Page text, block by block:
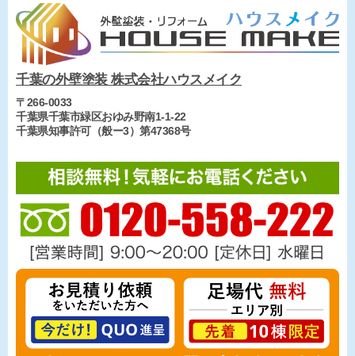
千葉の外壁塗装 株式会社ハウスメイク
〒266-0033
千葉県千葉市緑区おゆみ野南1-1-22
千葉県知事許可（般ー3）第47368号